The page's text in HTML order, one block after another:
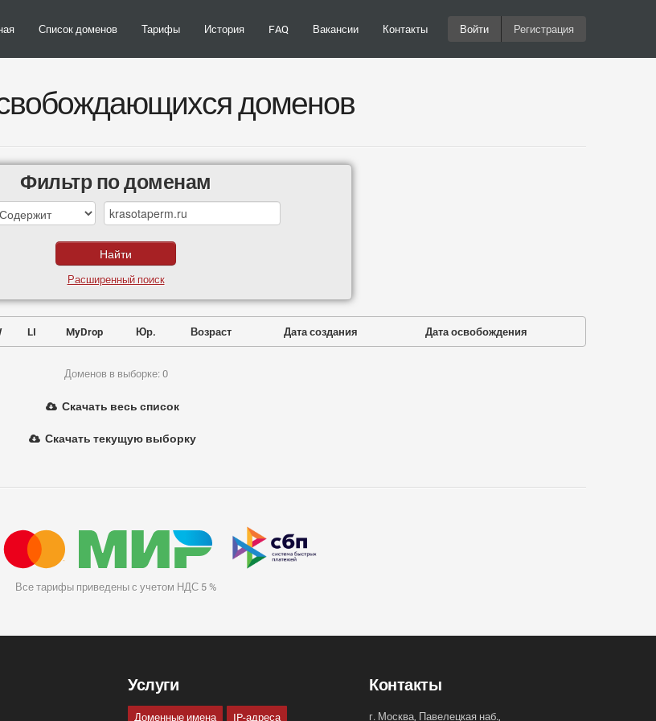
Список доменов Тарифы История FAQ Вакансии Контакты Войти Регистрация
доменов
Фильтр по доменам
Расширенный поиск
LI MyDrop Юр. Возраст Дата создания Дата освобождения
Доменов в выборке: 0
Скачать весь список
Скачать текущую выборку
Все тарифы приведены с учетом НДС 5 %
Услуги
Доменные имена IP-адреса
Контакты
г. Москва, Павелецкая наб.,